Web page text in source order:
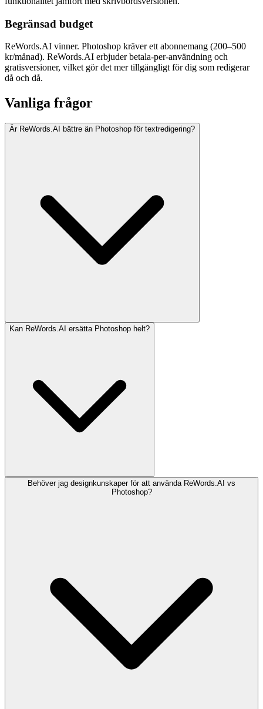
Begränsad budget
ReWords.AI vinner. Photoshop kräver ett abonnemang (200–500
kr/månad). ReWords.AI erbjuder betala-per-användning och
gratisversioner, vilket gör det mer tillgängligt för dig som redigerar
då och då.
Vanliga frågor
Är ReWords.AI bättre än Photoshop för textredigering?
Kan ReWords.AI ersätta Photoshop helt?
Behöver jag designkunskaper för att använda ReWords.AI vs
Photoshop?